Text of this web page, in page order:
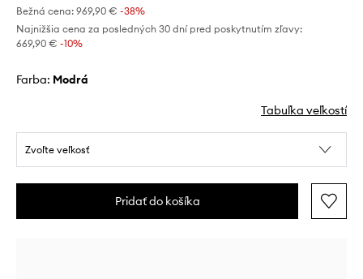
Bežná cena: 969,90 € -38%
Najnižšia cena za posledných 30 dní pred poskytnutím zľavy:
669,90 € -10%
Farba: modrá
Tabuľka veľkostí
Zvoľte veľkosť
Pridať do košíka